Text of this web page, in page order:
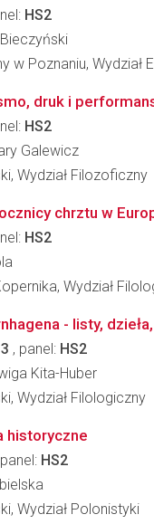
HS2
w Poznaniu, Wydział
druk i
HS2
Galewicz
Wydział Filozoficzny
chrztu w
HS2
Wydział
- listy,
, panel: HS2
Kita-Huber
Wydział Filologiczny
historyczne
HS2
Wydział Polonistyki